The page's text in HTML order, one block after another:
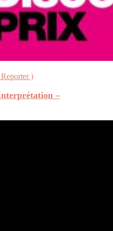
)
–